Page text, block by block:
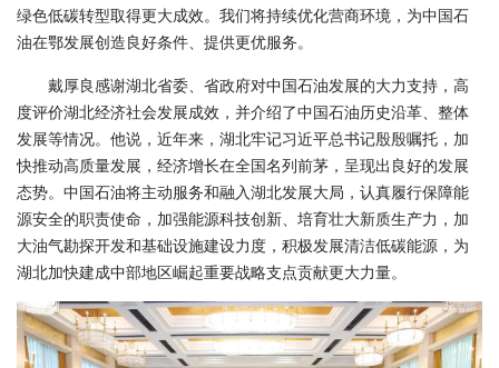
绿色低碳转型取得更大成效。我们将持续优化营商环境，为中国石
油在鄂发展创造良好条件、提供更优服务。
戴厚良感谢湖北省委、省政府对中国石油发展的大力支持，高
度评价湖北经济社会发展成效，并介绍了中国石油历史沿革、整体
发展等情况。他说，近年来，湖北牢记习近平总书记殷殷嘱托，加
快推动高质量发展，经济增长在全国名列前茅，呈现出良好的发展
态势。中国石油将主动服务和融入湖北发展大局，认真履行保障能
源安全的职责使命，加强能源科技创新、培育壮大新质生产力，加
大油气勘探开发和基础设施建设力度，积极发展清洁低碳能源，为
湖北加快建成中部地区崛起重要战略支点贡献更大力量。